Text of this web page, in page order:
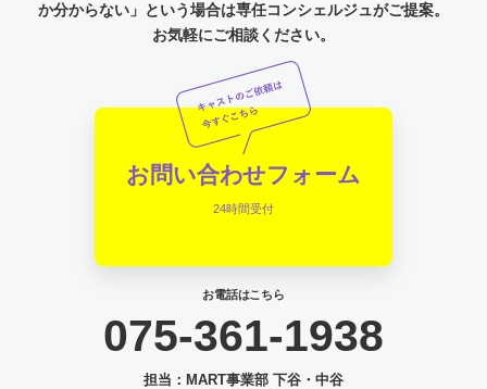
か分からない」という場合は専任コンシェルジュがご提案。
お気軽にご相談ください。
お問い合わせフォーム
24時間受付
お電話はこちら
075-361-1938
担当：MART事業部 下谷・中谷